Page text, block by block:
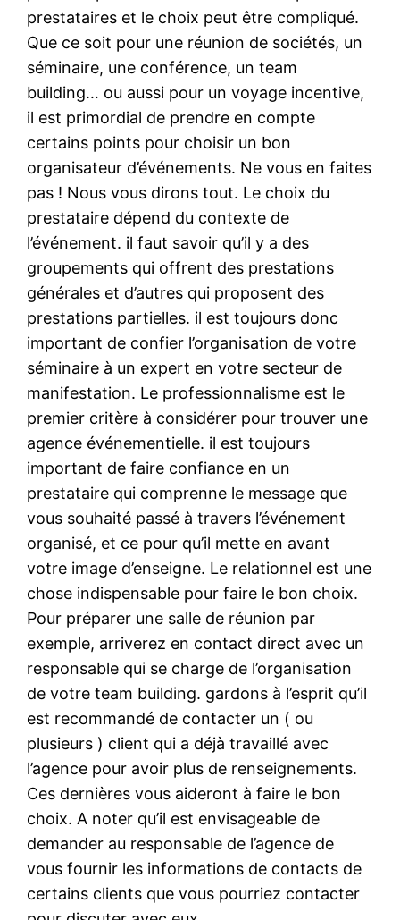
prestataires et le choix peut être compliqué.
Que ce soit pour une réunion de sociétés, un
séminaire, une conférence, un team
building… ou aussi pour un voyage incentive,
il est primordial de prendre en compte
certains points pour choisir un bon
organisateur d’événements. Ne vous en faites
pas ! Nous vous dirons tout. Le choix du
prestataire dépend du contexte de
l’événement. il faut savoir qu’il y a des
groupements qui offrent des prestations
générales et d’autres qui proposent des
prestations partielles. il est toujours donc
important de confier l’organisation de votre
séminaire à un expert en votre secteur de
manifestation. Le professionnalisme est le
premier critère à considérer pour trouver une
agence événementielle. il est toujours
important de faire confiance en un
prestataire qui comprenne le message que
vous souhaité passé à travers l’événement
organisé, et ce pour qu’il mette en avant
votre image d’enseigne. Le relationnel est une
chose indispensable pour faire le bon choix.
Pour préparer une salle de réunion par
exemple, arriverez en contact direct avec un
responsable qui se charge de l’organisation
de votre team building. gardons à l’esprit qu’il
est recommandé de contacter un ( ou
plusieurs ) client qui a déjà travaillé avec
l’agence pour avoir plus de renseignements.
Ces dernières vous aideront à faire le bon
choix. A noter qu’il est envisageable de
demander au responsable de l’agence de
vous fournir les informations de contacts de
certains clients que vous pourriez contacter